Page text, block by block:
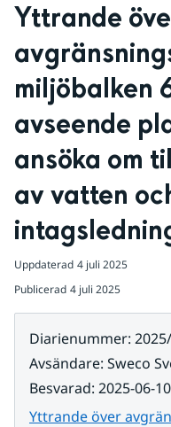
Yttrande
miljöbalken
avseende
ansöka om
av vatten
Uppdaterad 4 juli 2025
Publicerad 4 juli 2025
Diarienummer:
Avsändare: Sweco
Besvarad: 2025-06-10
Yttrande över